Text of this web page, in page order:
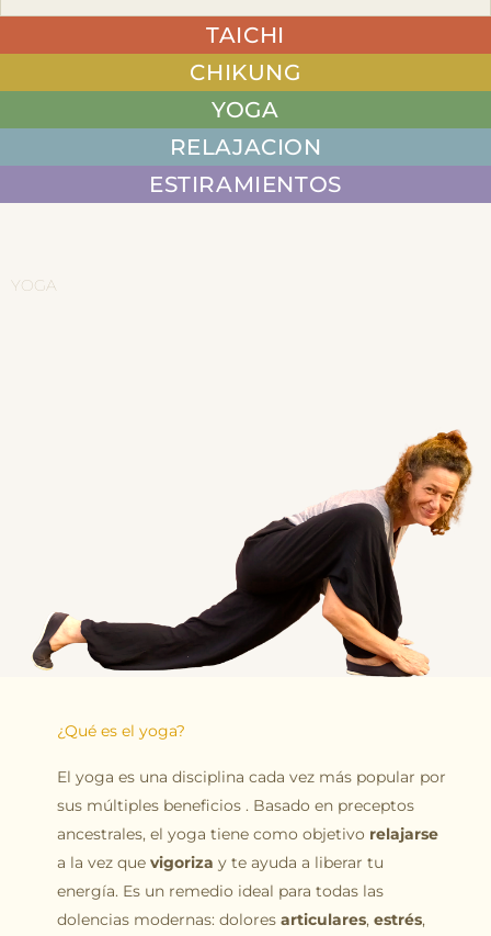
TAICHI
CHIKUNG
YOGA
RELAJACION
ESTIRAMIENTOS
YOGA
¿Qué es el yoga?
El yoga es una disciplina cada vez más popular por
sus múltiples beneficios . Basado en preceptos
ancestrales, el yoga tiene como objetivo relajarse
a la vez que vigoriza y te ayuda a liberar tu
energía. Es un remedio ideal para todas las
dolencias modernas: dolores articulares, estrés,